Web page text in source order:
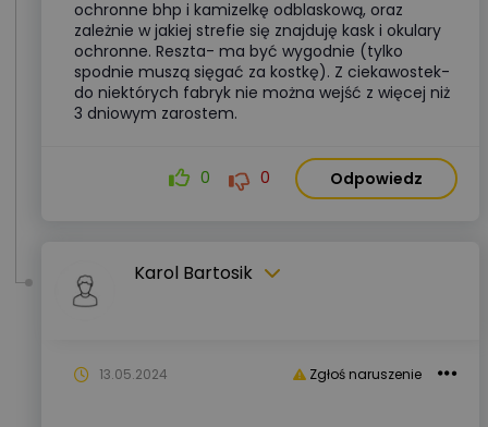
ochronne bhp i kamizelkę odblaskową, oraz
zależnie w jakiej strefie się znajduję kask i okulary
ochronne. Reszta- ma być wygodnie (tylko
spodnie muszą sięgać za kostkę). Z ciekawostek-
do niektórych fabryk nie można wejść z więcej niż
3 dniowym zarostem.
0 0 Odpowiedz
Karol Bartosik
Zgłoś naruszenie
13.05.2024